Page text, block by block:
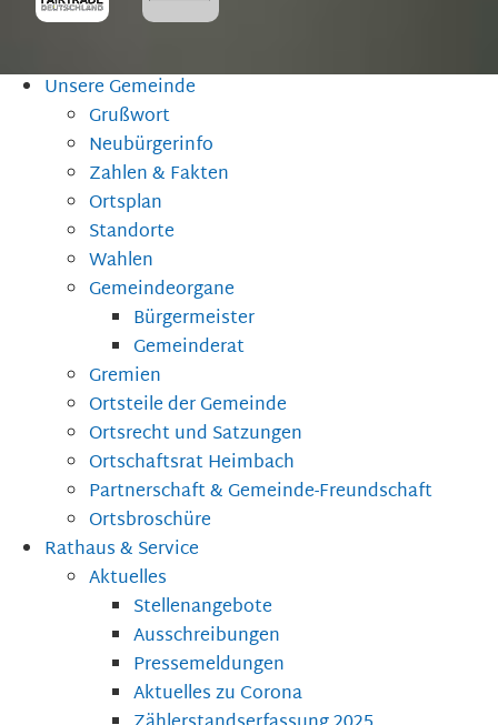
Unsere Gemeinde
Grußwort
Neubürgerinfo
Zahlen & Fakten
Ortsplan
Standorte
Wahlen
Gemeindeorgane
Bürgermeister
Gemeinderat
Gremien
Ortsteile der Gemeinde
Ortsrecht und Satzungen
Ortschaftsrat Heimbach
Partnerschaft & Gemeinde-Freundschaft
Ortsbroschüre
Rathaus & Service
Aktuelles
Stellenangebote
Ausschreibungen
Pressemeldungen
Aktuelles zu Corona